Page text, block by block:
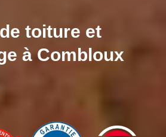
toiture et
à Combloux